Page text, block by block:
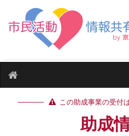
この助成事業の受付
助成